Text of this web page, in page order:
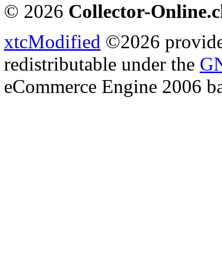
© 2026 Collector-
xtcModified ©2026
redistributable under the
eCommerce Engine 2006